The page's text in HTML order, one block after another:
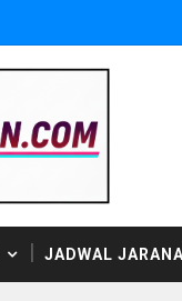
JADWAL